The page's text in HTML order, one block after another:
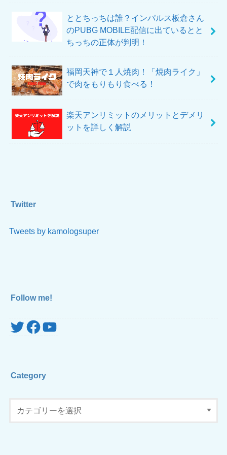
ととちっちは誰？インパルス板倉さん
のPUBG MOBILE配信に出ているとと
ちっちの正体が判明！
福岡天神で１人焼肉！「焼肉ライク」
で肉をもりもり食べる！
楽天アンリミットのメリットとデメリ
ットを詳しく解説
Twitter
Tweets by kamologsuper
Follow me!
TwitterFacebook
YouTube
Category